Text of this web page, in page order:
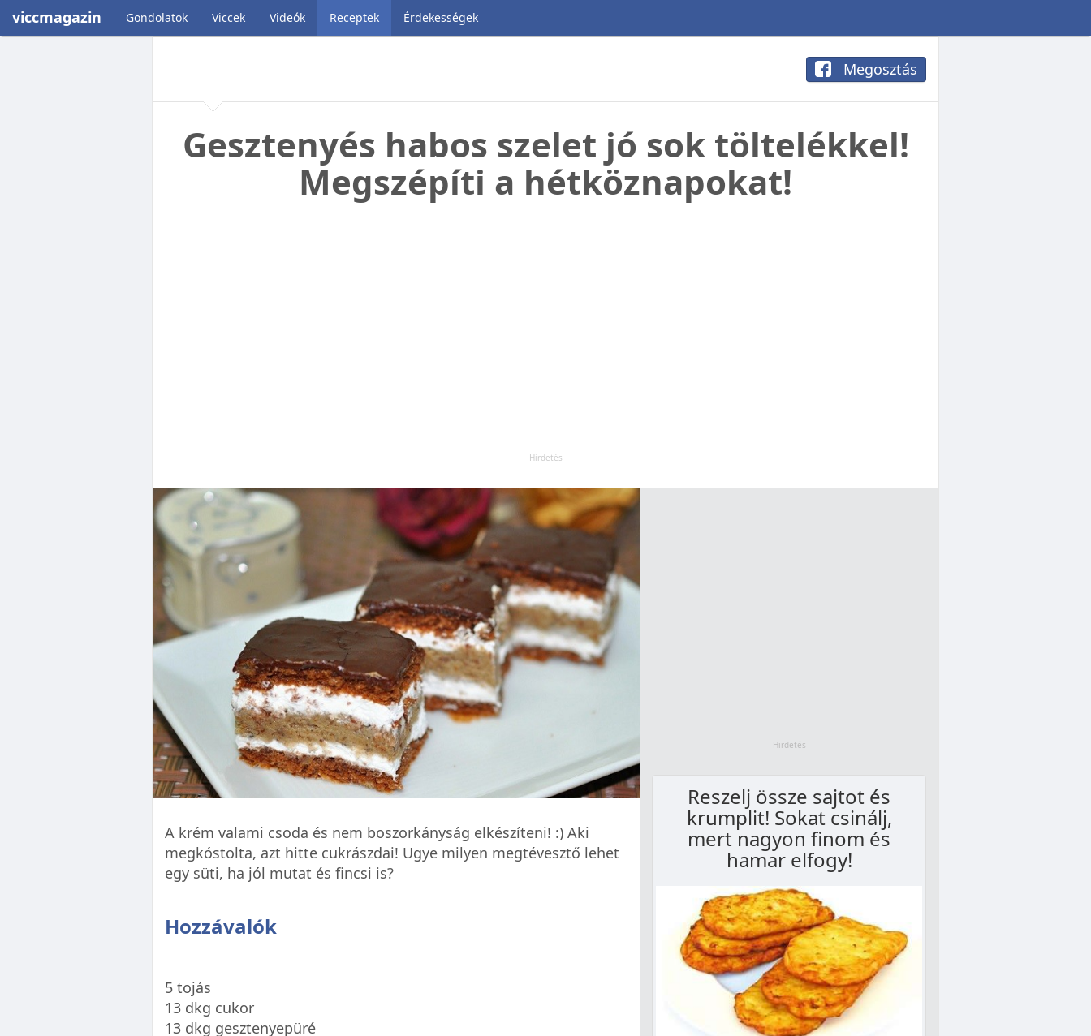
viccmagazin Gondolatok Viccek Videók Receptek Érdekességek
Megosztás
Gesztenyés habos szelet jó sok töltelékkel!
Megszépíti a hétköznapokat!
A krém valami csoda és nem boszorkányság elkészíteni! :) Aki
megkóstolta, azt hitte cukrászdai! Ugye milyen megtévesztő lehet
egy süti, ha jól mutat és fincsi is?
Hozzávalók
5 tojás
13 dkg cukor
13 dkg gesztenyepüré
Reszelj össze sajtot és
krumplit! Sokat csinálj,
mert nagyon finom és
hamar elfogy!